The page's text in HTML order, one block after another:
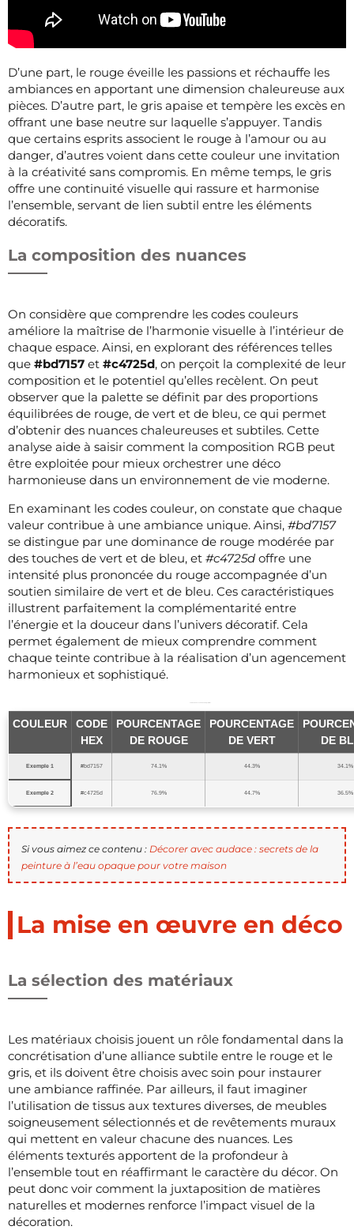
D’une part, le rouge éveille les passions et réchauffe les
ambiances en apportant une dimension chaleureuse aux
pièces. D’autre part, le gris apaise et tempère les excès en
offrant une base neutre sur laquelle s’appuyer. Tandis
que certains esprits associent le rouge à l’amour ou au
danger, d’autres voient dans cette couleur une invitation
à la créativité sans compromis. En même temps, le gris
offre une continuité visuelle qui rassure et harmonise
l’ensemble, servant de lien subtil entre les éléments
décoratifs.
La composition des nuances
On considère que comprendre les codes couleurs
améliore la maîtrise de l’harmonie visuelle à l’intérieur de
chaque espace. Ainsi, en explorant des références telles
que #bd7157 et #c4725d, on perçoit la complexité de leur
composition et le potentiel qu’elles recèlent. On peut
observer que la palette se définit par des proportions
équilibrées de rouge, de vert et de bleu, ce qui permet
d’obtenir des nuances chaleureuses et subtiles. Cette
analyse aide à saisir comment la composition RGB peut
être exploitée pour mieux orchestrer une déco
harmonieuse dans un environnement de vie moderne.
En examinant les codes couleur, on constate que chaque
valeur contribue à une ambiance unique. Ainsi, #bd7157
se distingue par une dominance de rouge modérée par
des touches de vert et de bleu, et #c4725d offre une
intensité plus prononcée du rouge accompagnée d’un
soutien similaire de vert et de bleu. Ces caractéristiques
illustrent parfaitement la complémentarité entre
l’énergie et la douceur dans l’univers décoratif. Cela
permet également de mieux comprendre comment
chaque teinte contribue à la réalisation d’un agencement
harmonieux et sophistiqué.
COULEUR
CODE
HEX
POURCENTAGE
DE ROUGE
POURCENTAGE
DE VERT
DE
Exemple 1 #bd7157 74.1% 44.3% 34.1%
Exemple 2 #c4725d 76.9% 44.7% 36.5%
Si vous aimez ce contenu : Décorer avec audace : secrets de la
peinture à l’eau opaque pour votre maison
La mise en œuvre en déco
La sélection des matériaux
Les matériaux choisis jouent un rôle fondamental dans la
concrétisation d’une alliance subtile entre le rouge et le
gris, et ils doivent être choisis avec soin pour instaurer
une ambiance raffinée. Par ailleurs, il faut imaginer
l’utilisation de tissus aux textures diverses, de meubles
soigneusement sélectionnés et de revêtements muraux
qui mettent en valeur chacune des nuances. Les
éléments texturés apportent de la profondeur à
l’ensemble tout en réaffirmant le caractère du décor. On
peut donc voir comment la juxtaposition de matières
naturelles et modernes renforce l’impact visuel de la
décoration.